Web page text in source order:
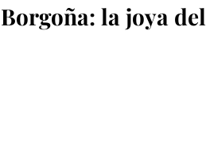
Borgoña: la joya